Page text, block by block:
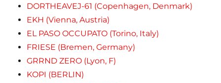
DORTHEAVEJ-61 (Copenhagen, Denmark)
EKH (Vienna, Austria)
EL PASO OCCUPATO (Torino, Italy)
FRIESE (Bremen, Germany)
GRRND ZERO (Lyon, F)
KOPI (BERLIN)